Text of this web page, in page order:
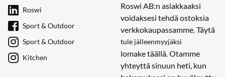
Roswi
Sport & Outdoor
Sport & Outdoor
Kitchen
Roswi AB:n asiakkaaksi
voidaksesi tehdä ostoksia
verkkokaupassamme. Täytä
tule jälleenmyyjäksi
lomake täällä. Otamme
yhteyttä sinuun heti, kun